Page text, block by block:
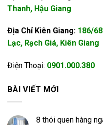
Thanh, Hậu Giang
Địa Chỉ Kiên Giang: 186/
Lạc, Rạch Giá, Kiên Giang
Điện Thoại: 0901.000.380
BÀI VIẾT MỚI
8 thói quen hàng